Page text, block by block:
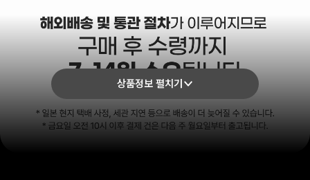
상품정보 펼치기